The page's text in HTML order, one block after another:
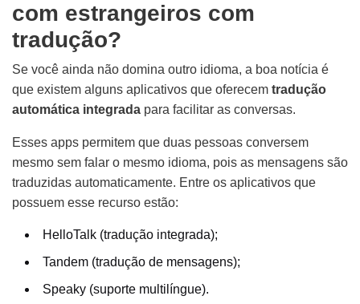
com estrangeiros com
tradução?
Se você ainda não domina outro idioma, a boa notícia é
que existem alguns aplicativos que oferecem tradução
automática integrada para facilitar as conversas.
Esses apps permitem que duas pessoas conversem
mesmo sem falar o mesmo idioma, pois as mensagens são
traduzidas automaticamente. Entre os aplicativos que
possuem esse recurso estão:
HelloTalk (tradução integrada);
Tandem (tradução de mensagens);
Speaky (suporte multilíngue).